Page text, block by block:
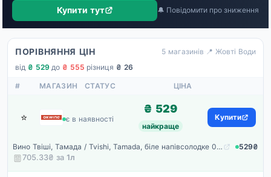
Купити тут 🔔 Повідомити про зниження
ПОРІВНЯННЯ ЦІН 5 магазинів· 📍 Жовті Води
від ₴ 529·до ₴ 555·різниця ₴ 26
# МАГАЗИН СТАТУС ЦІНА
⭐ Okwine
є в наявності
₴ 529
найкраще
Купити
Вино Твіші, Тамада / Tvishi, Tamada, біле напівсолодке 0.75л
529₴
705.33₴ за 1л